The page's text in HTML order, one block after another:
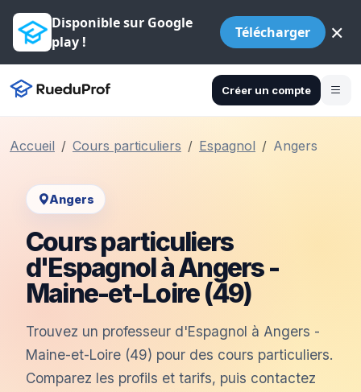
Disponible sur Google
play !
Télécharger ×
Créer un compte
Accueil Cours particuliers Espagnol Angers
Angers
Cours particuliers
d'Espagnol à Angers -
Maine-et-Loire (49)
Trouvez un professeur d'Espagnol à Angers -
Maine-et-Loire (49) pour des cours particuliers.
Comparez les profils et tarifs, puis contactez